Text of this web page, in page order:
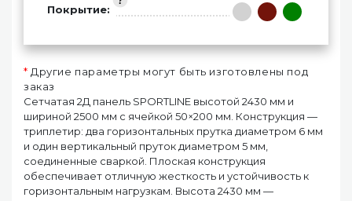
Покрытие:
* Другие параметры могут быть изготовлены под
заказ
Сетчатая 2Д панель SPORTLINE высотой 2430 мм и
шириной 2500 мм с ячейкой 50×200 мм. Конструкция —
триплетир: два горизонтальных прутка диаметром 6 мм
и один вертикальный пруток диаметром 5 мм,
соединенные сваркой. Плоская конструкция
обеспечивает отличную жесткость и устойчивость к
горизонтальным нагрузкам. Высота 2430 мм —